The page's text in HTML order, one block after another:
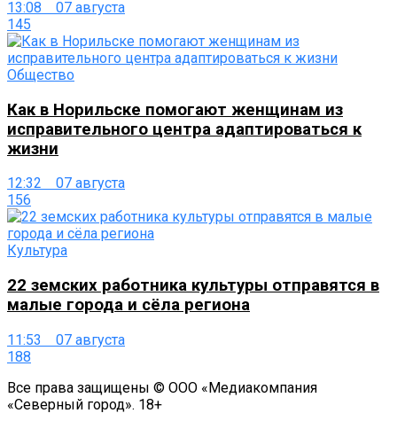
13:08 07 августа
145
Общество
Как в Норильске помогают женщинам из
исправительного центра адаптироваться к
жизни
12:32 07 августа
156
Культура
22 земских работника культуры отправятся в
малые города и сёла региона
11:53 07 августа
188
Все права защищены © ООО «Медиакомпания
«Северный город». 18+